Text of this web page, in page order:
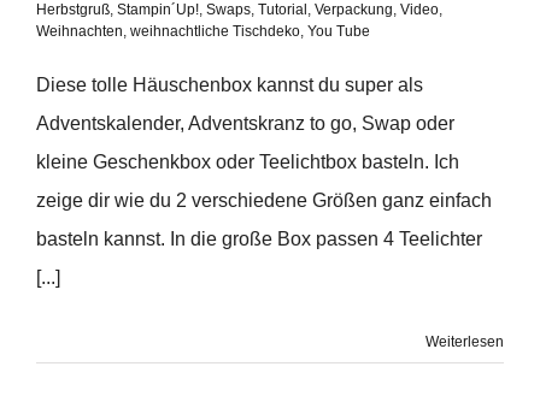
Herbstgruß, Stampin´Up!, Swaps, Tutorial , Verpackung, Video,
Weihnachten, weihnachtliche Tischdeko, You Tube
Diese tolle Häuschenbox kannst du super als
Adventskalender, Adventskranz to go, Swap oder
kleine Geschenkbox oder Teelichtbox basteln. Ich
zeige dir wie du 2 verschiedene Größen ganz einfach
basteln kannst. In die große Box passen 4 Teelichter
[...]
Weiterlesen